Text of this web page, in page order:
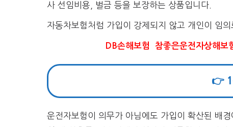
사 선임비용, 벌금 등을 보장하는 상품입니다.
자동차보험처럼 가입이 강제되지 않고 개인이 임
DB손해보험 참좋은운전자상해보
👉 1
운전자보험이 의무가 아님에도 가입이 확산된 배